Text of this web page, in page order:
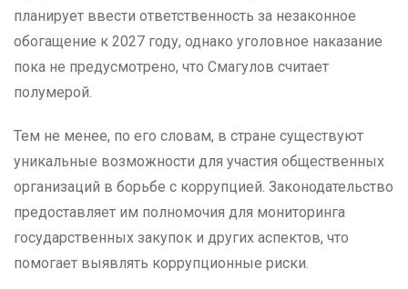
планирует ввести ответственность за незаконное
обогащение к 2027 году, однако уголовное наказание
пока не предусмотрено, что Смагулов считает
полумерой.
Тем не менее, по его словам, в стране существуют
уникальные возможности для участия общественных
организаций в борьбе с коррупцией. Законодательство
предоставляет им полномочия для мониторинга
государственных закупок и других аспектов, что
помогает выявлять коррупционные риски.